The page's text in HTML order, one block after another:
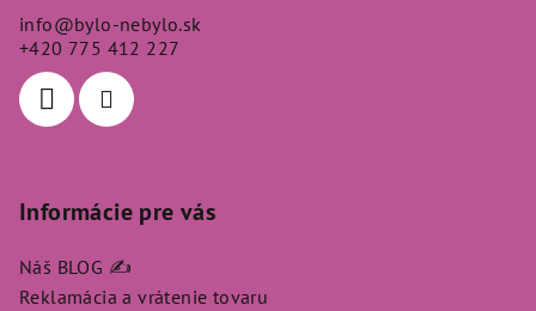
info@bylo-nebylo.sk
+420 775 412 227
Informácie pre vás
Náš BLOG ✍️
Reklamácia a vrátenie tovaru